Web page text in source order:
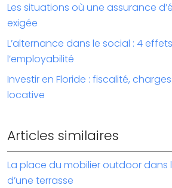
Les situations où une assurance
exigée
L’alternance dans le social : 4
l’employabilité
Investir en Floride : fiscalité,
locative
Articles similaires
La place du mobilier outdoor dans
d’une terrasse